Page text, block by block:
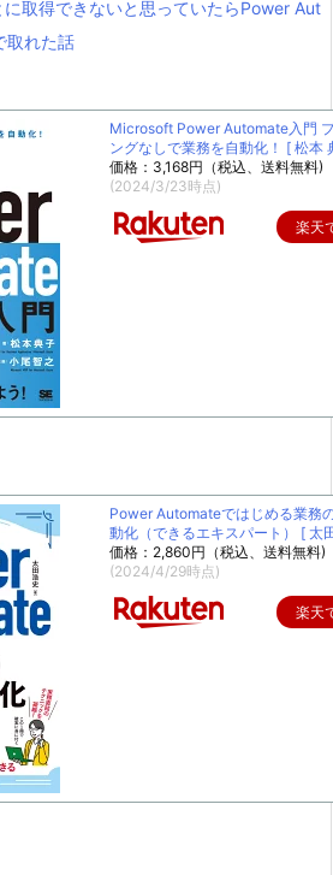
取得できないと思っていたらPower Aut
取れた話
Microsoft Power Automate入門
ングなしで業務を自動化！ [ 松本
価格：3,168円（税込、送料無料)
(2024/3/23時点)
楽天
Power Automateではじめる業務
動化（できるエキスパート） [ 太
価格：2,860円（税込、送料無料)
(2024/4/29時点)
楽天